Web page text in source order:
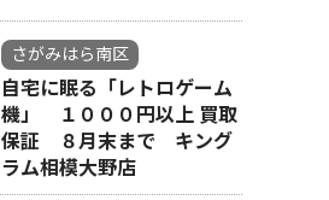
さがみはら南区
自宅に眠る「レトロゲーム
機」 １０００円以上 買取
保証 ８月末まで キング
ラム相模大野店